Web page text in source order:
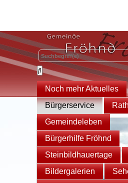
Noch mehr Aktuelles
Bürgerservice
Gemeindeleben
Bürgerhilfe Fröhnd
Steinbildhauertage
Bildergalerien